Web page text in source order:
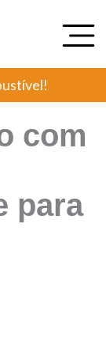
com
para